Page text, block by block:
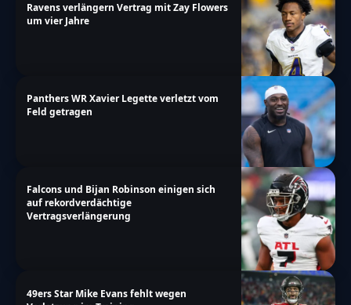
Ravens verlängern Vertrag mit Zay Flowers
um vier Jahre
Panthers WR Xavier Legette verletzt vom
Feld getragen
Falcons und Bijan Robinson einigen sich
auf rekordverdächtige
Vertragsverlängerung
49ers Star Mike Evans fehlt wegen